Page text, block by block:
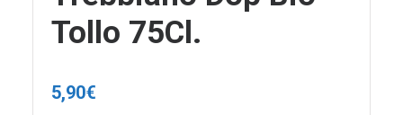
Tollo 75Cl.
5,90€